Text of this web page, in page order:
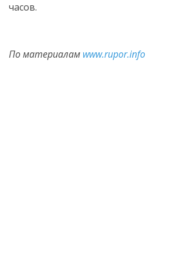
часов.
По материалам www.rupor.info